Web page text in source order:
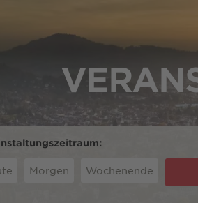
Morgen Wochenende